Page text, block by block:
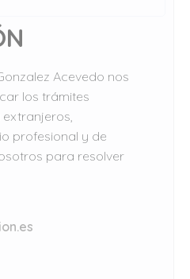
Acevedo nos
los trámites
profesional y de
para resolver